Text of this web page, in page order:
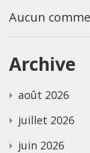
Aucun
Archive
août 2026
juillet 2026
juin 2026